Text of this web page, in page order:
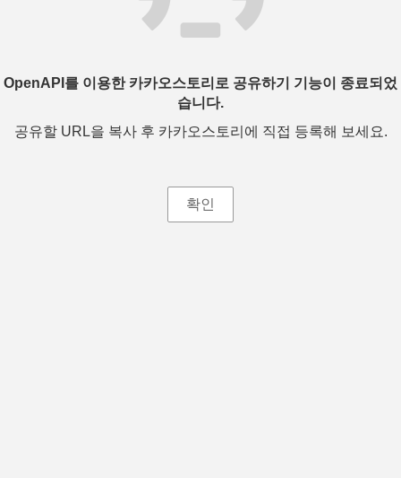
OpenAPI를 이용한 카카오스토리로 공유하기 기능이 종료되었
습니다.
공유할 URL을 복사 후 카카오스토리에 직접 등록해 보세요.
확인